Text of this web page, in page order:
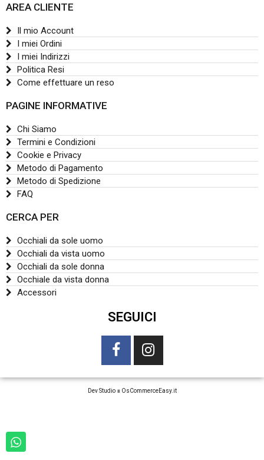
AREA CLIENTE
Il mio Account
I miei Ordini
I miei Indirizzi
Politica Resi
Come effettuare un reso
PAGINE INFORMATIVE
Chi Siamo
Termini e Condizioni
Cookie e Privacy
Metodo di Pagamento
Metodo di Spedizione
FAQ
CERCA PER
Occhiali da sole uomo
Occhiali da vista uomo
Occhiali da sole donna
Occhiale da vista donna
Accessori
SEGUICI
Dev Studio ∎ OsCommerceEasy.it